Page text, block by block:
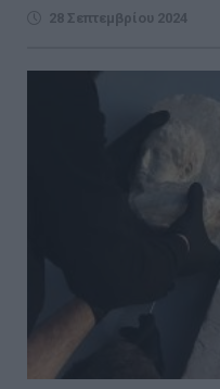
28 Σεπτεμβρίου 2024